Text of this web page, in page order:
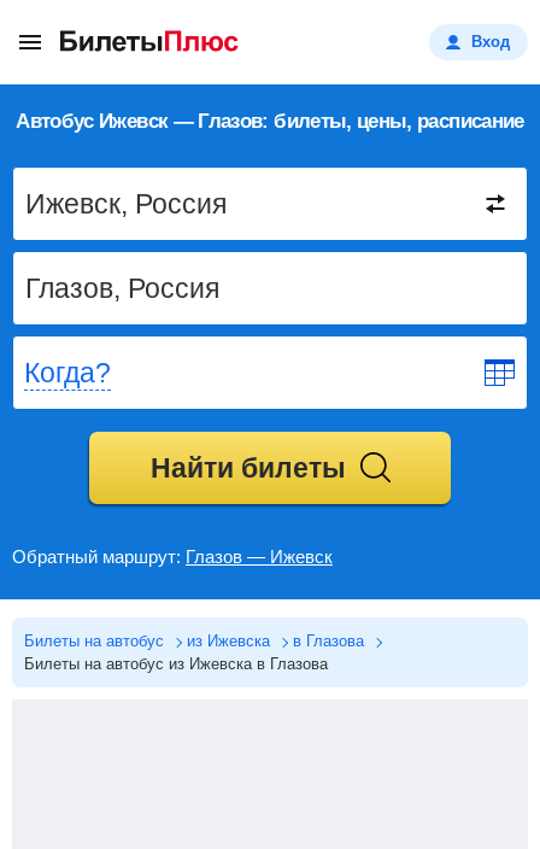
Вход
Автобус Ижевск — Глазов: билеты, цены, расписание
Когда?
Найти билеты
Обратный маршрут: Глазов — Ижевск
Билеты на автобус из Ижевска
в Глазова
Билеты на автобус из Ижевска в Глазова